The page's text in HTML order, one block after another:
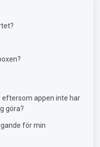
eftersom appen inte har
göra?
för min